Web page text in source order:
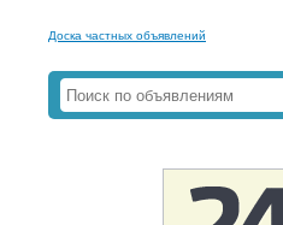
Доска частных объявлений